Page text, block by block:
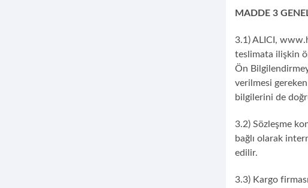
MADDE 3
3.1) ALICI,
teslimata ilişkin
Ön
verilmesi
bilgilerini de
3.2) Sözleşme
bağlı olarak
edilir.
3.3) Kargo